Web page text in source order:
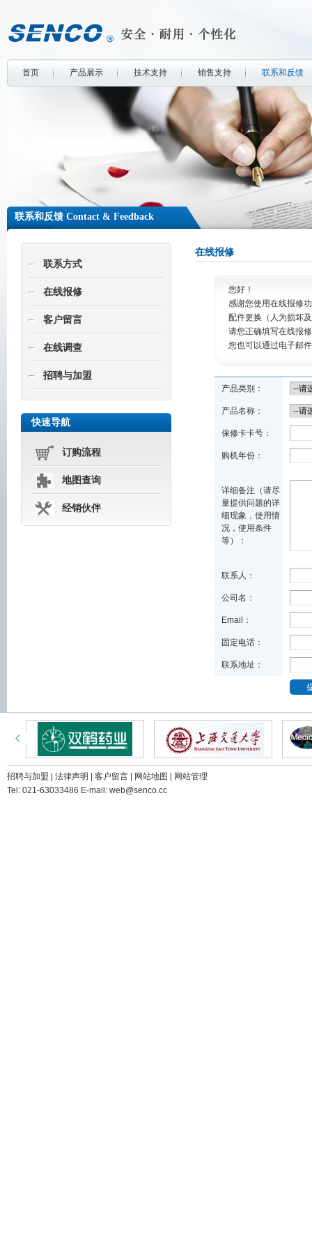
首页 产品展示 技术支持 销售支持 联系和反馈
联系和反馈 Contact & Feedback
联系方式
在线报修
客户留言
在线调查
招聘与加盟
快速导航
订购流程
地图查询
经销伙伴
在线报修
您好！
感谢您使用在线报修
配件更换（人为损坏
请您正确填写在线报
您也可以通过电子邮
产品类别：
产品名称：
保修卡卡号：
购机年份：
详细备注（请尽
量提供问题的详
细现象，使用情
况，使用条件
等）：
联系人：
公司名：
Email：
固定电话：
联系地址：
招聘与加盟 法律声明 客户留言 网站地图
网站管理
Tel: 021-63033486 E-mail: web@senco.cc